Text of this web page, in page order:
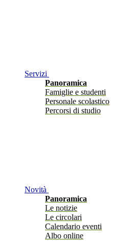
Servizi
Panoramica
Famiglie e studenti
Personale scolastico
Percorsi di studio
Novità
Panoramica
Le notizie
Le circolari
Calendario eventi
Albo online